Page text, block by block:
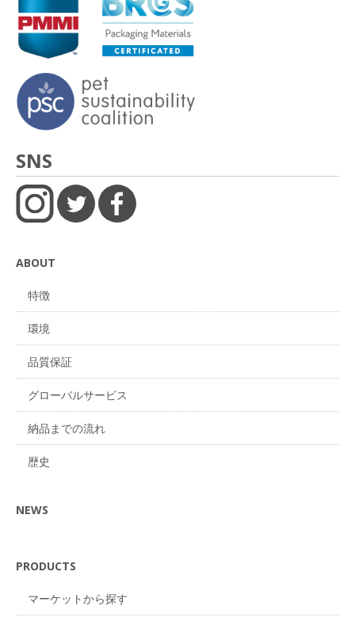
SNS
ABOUT
特徴
環境
品質保証
グローバルサービス
納品までの流れ
歴史
NEWS
PRODUCTS
マーケットから探す